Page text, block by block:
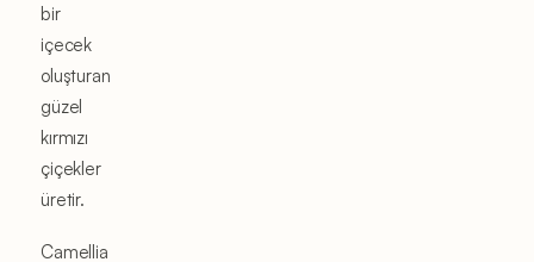
bir
içecek
oluşturan
güzel
kırmızı
çiçekler
üretir.
Camellia